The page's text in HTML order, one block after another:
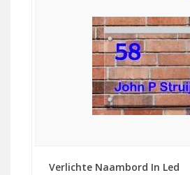
Verlichte Naambord In Led